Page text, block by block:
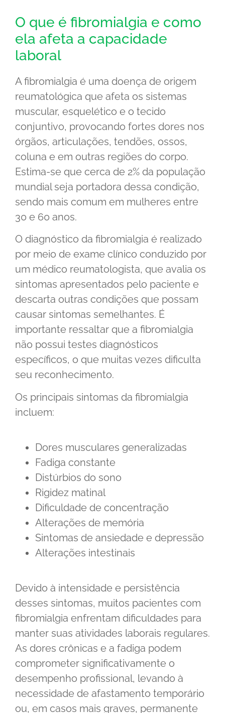
O que é fibromialgia e como
ela afeta a capacidade
laboral
A fibromialgia é uma doença de origem
reumatológica que afeta os sistemas
muscular, esquelético e o tecido
conjuntivo, provocando fortes dores nos
órgãos, articulações, tendões, ossos,
coluna e em outras regiões do corpo.
Estima-se que cerca de 2% da população
mundial seja portadora dessa condição,
sendo mais comum em mulheres entre
30 e 60 anos.
O diagnóstico da fibromialgia é realizado
por meio de exame clínico conduzido por
um médico reumatologista, que avalia os
sintomas apresentados pelo paciente e
descarta outras condições que possam
causar sintomas semelhantes. É
importante ressaltar que a fibromialgia
não possui testes diagnósticos
específicos, o que muitas vezes dificulta
seu reconhecimento.
Os principais sintomas da fibromialgia
incluem:
Dores musculares generalizadas
Fadiga constante
Distúrbios do sono
Rigidez matinal
Dificuldade de concentração
Alterações de memória
Sintomas de ansiedade e depressão
Alterações intestinais
Devido à intensidade e persistência
desses sintomas, muitos pacientes com
fibromialgia enfrentam dificuldades para
manter suas atividades laborais regulares.
As dores crônicas e a fadiga podem
comprometer significativamente o
desempenho profissional, levando à
necessidade de afastamento temporário
ou, em casos mais graves, permanente